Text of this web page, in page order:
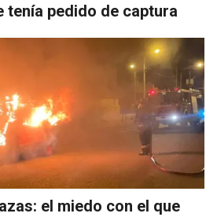
tenía pedido de captura
el miedo con el que